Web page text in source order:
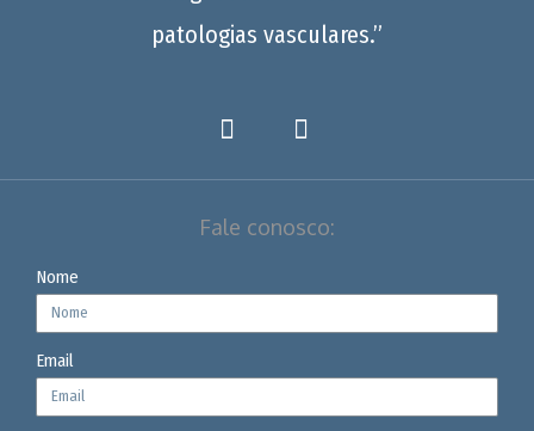
patologias vasculares.”
Fale conosco:
Nome
Email